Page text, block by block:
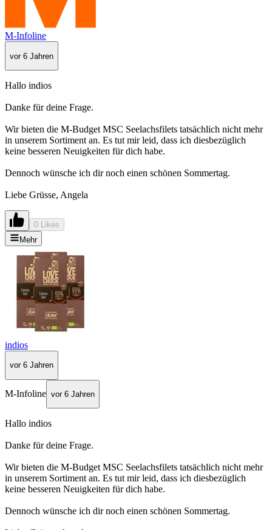
M-Infoline
vor 6 Jahren
Hallo indios
Danke für deine Frage.
Wir bieten die M-Budget MSC Seelachsfilets tatsächlich nicht mehr
in unserem Sortiment an. Es tut mir leid, dass ich diesbezüglich
keine besseren Neuigkeiten für dich habe.
Dennoch wünsche ich dir noch einen schönen Sommertag.
Liebe Grüsse, Angela
0 Likes
Mehr
indios
vor 6 Jahren
M-Infoline vor 6 Jahren
Hallo indios
Danke für deine Frage.
Wir bieten die M-Budget MSC Seelachsfilets tatsächlich nicht mehr
in unserem Sortiment an. Es tut mir leid, dass ich diesbezüglich
keine besseren Neuigkeiten für dich habe.
Dennoch wünsche ich dir noch einen schönen Sommertag.